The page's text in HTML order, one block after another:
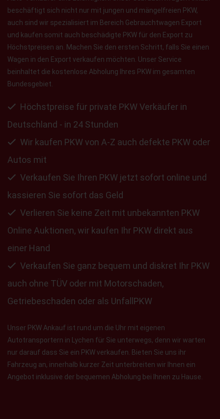
beschäftigt sich nicht nur mit jungen und mängelfreien PKW,
auch sind wir spezialisiert im Bereich Gebrauchtwagen Export
und kaufen somit auch beschädigte PKW für den Export zu
Höchstpreisen an. Machen Sie den ersten Schritt, falls Sie einen
Wagen in den Export verkaufen möchten. Unser Service
beinhaltet die kostenlose Abholung Ihres PKW im gesamten
Bundesgebiet.
Höchstpreise für private PKW Verkäufer in
Deutschland - in 24 Stunden
Wir kaufen PKW von A-Z auch defekte PKW oder
Autos mit
Verkaufen Sie Ihren PKW jetzt sofort online und
kassieren Sie sofort das Geld
Verlieren Sie keine Zeit mit unbekannten PKW
Online Auktionen, wir kaufen Ihr PKW direkt aus
einer Hand
Verkaufen Sie ganz bequem und diskret Ihr PKW
auch ohne TÜV oder mit Motorschaden,
Getriebeschaden oder als UnfallPKW
Unser PKW Ankauf ist rund um die Uhr mit eigenen
Autotransportern in Lychen für Sie unterwegs, denn wir warten
nur darauf dass Sie ein PKW verkaufen. Bieten Sie uns ihr
Fahrzeug an, innerhalb kurzer Zeit unterbreiten wir Ihnen ein
Angebot inklusive der bequemen Abholung bei Ihnen zu Hause.